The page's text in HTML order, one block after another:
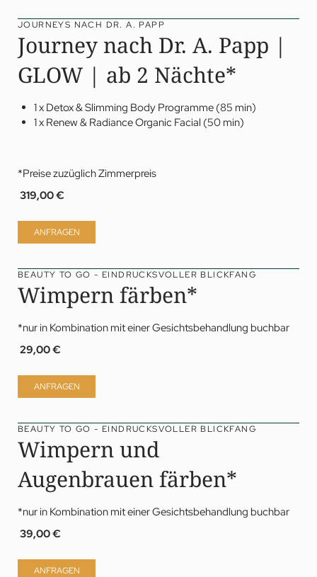
JOURNEYS NACH DR. A. PAPP
Journey nach Dr. A. Papp |
GLOW | ab 2 Nächte*
1 x Detox & Slimming Body Programme (85 min)
1 x Renew & Radiance Organic Facial (50 min)
*Preise zuzüglich Zimmerpreis
319,00 €
ANFRAGEN
BEAUTY TO GO - EINDRUCKSVOLLER BLICKFANG
Wimpern färben*
*nur in Kombination mit einer Gesichtsbehandlung buchbar
29,00 €
ANFRAGEN
BEAUTY TO GO - EINDRUCKSVOLLER BLICKFANG
Wimpern und
Augenbrauen färben*
*nur in Kombination mit einer Gesichtsbehandlung buchbar
39,00 €
ANFRAGEN